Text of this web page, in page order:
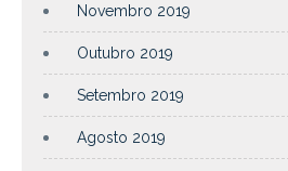
Novembro 2019
Outubro 2019
Setembro 2019
Agosto 2019